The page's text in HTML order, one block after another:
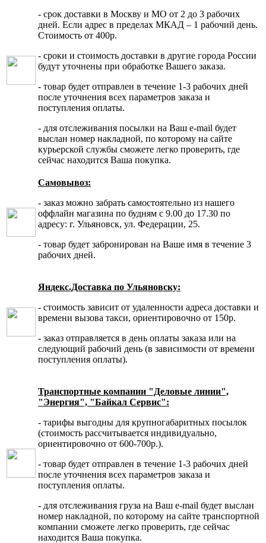
- срок доставки в Москву и МО от 2 до 3 рабочих
дней. Если адрес в пределах МКАД – 1 рабочий день.
Стоимость от 400р.
- сроки и стоимость доставки в другие города России
будут уточнены при обработке Вашего заказа.
- товар будет отправлен в течение 1-3 рабочих дней
после уточнения всех параметров заказа и
поступления оплаты.
- для отслеживания посылки на Ваш e-mail будет
выслан номер накладной, по которому на сайте
курьерской службы сможете легко проверить, где
сейчас находится Ваша покупка.
Самовывоз:
- заказ можно забрать самостоятельно из нашего
оффлайн магазина по будням с 9.00 до 17.30 по
адресу: г. Ульяновск, ул. Федерации, 25.
- товар будет забронирован на Ваше имя в течение 3
рабочих дней.
Яндекс.Доставка по Ульяновску:
- стоимость зависит от удаленности адреса доставки и
времени вызова такси, ориентировочно от 150р.
- заказ отправляется в день оплаты заказа или на
следующий рабочий день (в зависимости от времени
поступления оплаты).
Транспортные компании "Деловые линии",
"Энергия", "Байкал Сервис":
- тарифы выгодны для крупногабаритных посылок
(стоимость рассчитывается индивидуально,
ориентировочно от 600-700р.).
- товар будет отправлен в течение 1-3 рабочих дней
после уточнения всех параметров заказа и
поступления оплаты.
- для отслеживания груза на Ваш e-mail будет выслан
номер накладной, по которому на сайте транспортной
компании сможете легко проверить, где сейчас
находится Ваша покупка.